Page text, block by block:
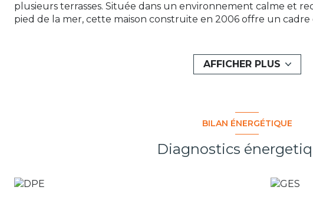
plusieurs terrasses. Située dans un environnement calme et
pied de la mer, cette maison construite en 2006 offre un
lumineux et de plusieurs terrasses, dont une avec vue mer.
de prestations et d'un confort appréciables au quotidien : 2
détente. "les informations sur les risques auxquels cet
www.géorisques.gouv.fr" . Honoraires à la charge du vendeur -
CORVASCE 06 84 95 56 16 - Agent Commercial RSAC Marseille
AFFICHER PLUS
BILAN ÉNERGÉTIQUE
Diagnostics